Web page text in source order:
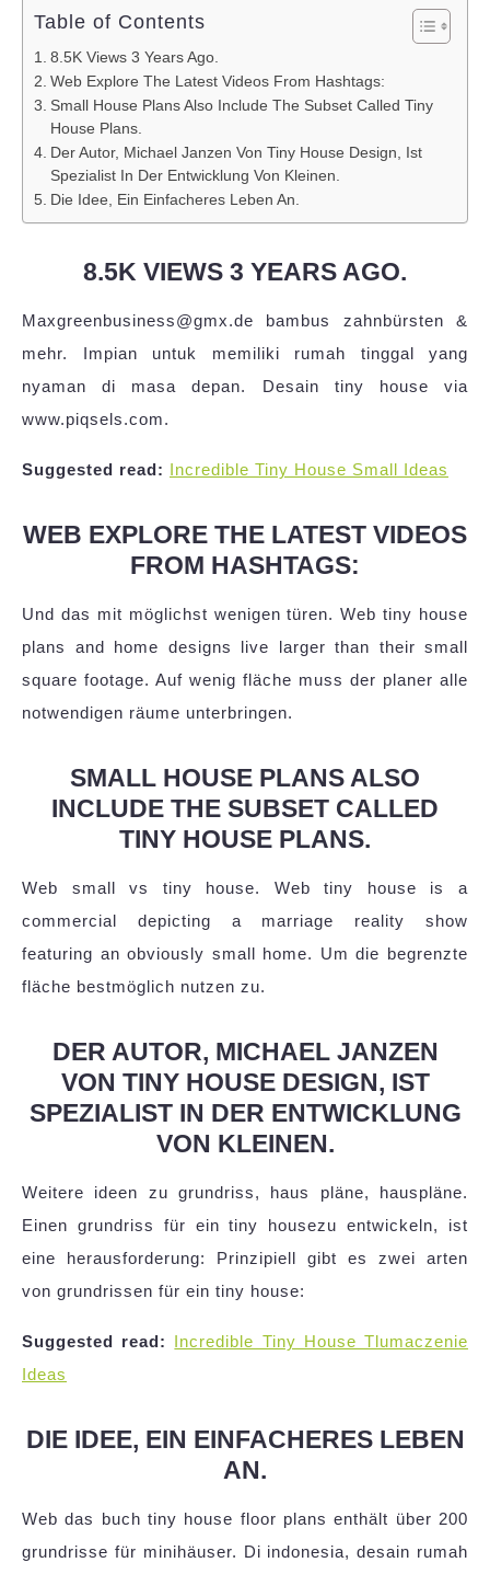
Table of Contents
8.5K Views 3 Years Ago.
Web Explore The Latest Videos From Hashtags:
Small House Plans Also Include The Subset Called Tiny
House Plans.
Der Autor, Michael Janzen Von Tiny House Design, Ist
Spezialist In Der Entwicklung Von Kleinen.
Die Idee, Ein Einfacheres Leben An.
8.5K VIEWS 3 YEARS AGO.
Maxgreenbusiness@gmx.de bambus zahnbürsten &
mehr. Impian untuk memiliki rumah tinggal yang
nyaman di masa depan. Desain tiny house via
www.piqsels.com.
Suggested read: Incredible Tiny House Small Ideas
WEB EXPLORE THE LATEST VIDEOS
FROM HASHTAGS:
Und das mit möglichst wenigen türen. Web tiny house
plans and home designs live larger than their small
square footage. Auf wenig fläche muss der planer alle
notwendigen räume unterbringen.
SMALL HOUSE PLANS ALSO
INCLUDE THE SUBSET CALLED
TINY HOUSE PLANS.
Web small vs tiny house. Web tiny house is a
commercial depicting a marriage reality show
featuring an obviously small home. Um die begrenzte
fläche bestmöglich nutzen zu.
DER AUTOR, MICHAEL JANZEN
VON TINY HOUSE DESIGN, IST
SPEZIALIST IN DER ENTWICKLUNG
VON KLEINEN.
Weitere ideen zu grundriss, haus pläne, hauspläne.
Einen grundriss für ein tiny housezu entwickeln, ist
eine herausforderung: Prinzipiell gibt es zwei arten
von grundrissen für ein tiny house:
Suggested read: Incredible Tiny House Tlumaczenie
Ideas
DIE IDEE, EIN EINFACHERES LEBEN
AN.
Web das buch tiny house floor plans enthält über 200
grundrisse für minihäuser. Di indonesia, desain rumah